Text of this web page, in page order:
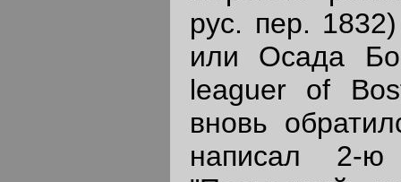
рус. пер.
или Осада
leaguer of
вновь
написал 2-